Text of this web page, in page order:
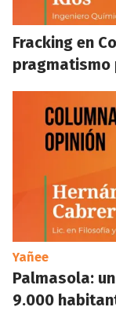
Fracking en
pragmatismo
Yañee
Palmasola:
9.000